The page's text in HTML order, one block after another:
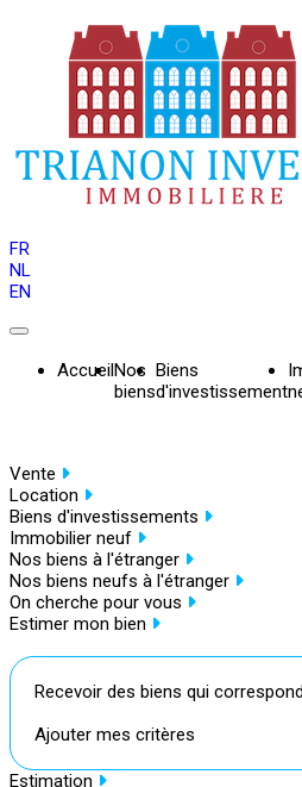
FR
NL
EN
AccueilNos
biens
Biens
d'investissement
Vente
Location
Biens d'investissements
Immobilier neuf
Nos biens à l'étranger
Nos biens neufs à l'étranger
On cherche pour vous
Estimer mon bien
Recevoir des biens qui
Ajouter mes critères
Estimation